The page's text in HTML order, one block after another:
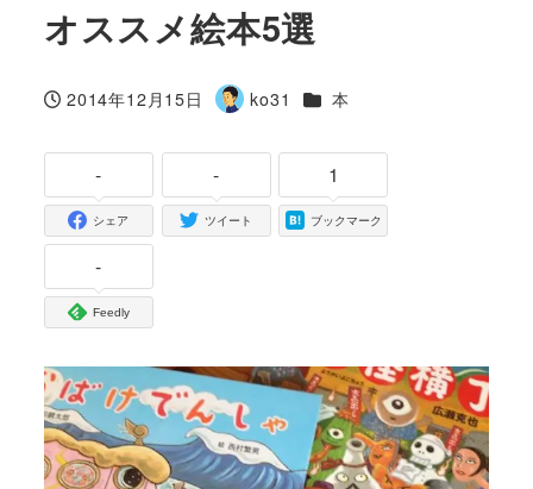
オススメ絵本5選
投稿日
2014年12月15日
著
ko31 カテゴリー
本
-
シェア
-
ツイート
1
ブックマーク
-
Feedly